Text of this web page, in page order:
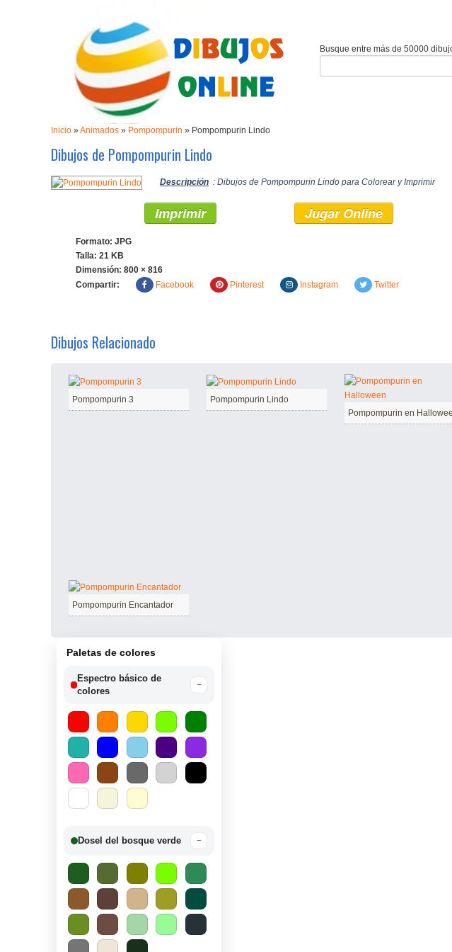
Busque entre más de 50000
Inicio »Animados » Pompompurin » Pompompurin Lindo
Dibujos de Pompompurin Lindo
Descripción : Dibujos de Pompompurin Lindo para Colorear y Imprimir
Imprimir Jugar Online
Formato: JPG
Talla: 21 KB
Dimensión: 800 × 816
Compartir:
Facebook Pinterest Instagram Twitter
Dibujos Relacionado
Pompompurin 3
Pompompurin Lindo
Pompompurin en
Pompompurin Encantador
Paletas de colores
Espectro básico de
colores
−
Dosel del bosque verde −